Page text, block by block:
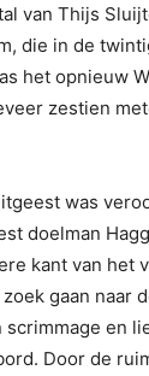
van Thijs
die in de
het opnieuw
zestien
was
doelman
kant van het
gaan naar
en
Door de